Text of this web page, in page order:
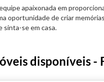
apaixonada em
oportunidade de criar
sinta-se em casa.
disponíveis -